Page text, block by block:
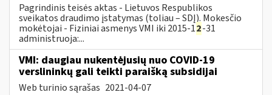
Pagrindinis teisės aktas - Lietuvos Respublikos
sveikatos draudimo įstatymas (toliau – SDĮ). Mokesčio
mokėtojai - Fiziniai asmenys VMI iki 2015-12-31
administruoja:...
VMI: daugiau nukentėjusių nuo COVID-19
verslininkų gali teikti paraišką subsidijai
Web turinio sąrašas 2021-04-07